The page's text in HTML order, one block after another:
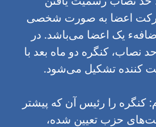
اعضا به صورت شخصی
یک اعضا می‌باشد. در
نصاب، کنگره دو ماه بعد با
کننده تشکیل می‌شود.
کنگره را رئیس آن که پیشتر
حزب تعیین شده،